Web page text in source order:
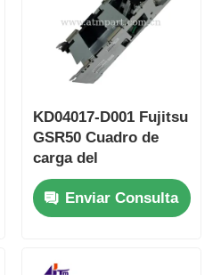
KD04017-D001 Fujitsu
GSR50 Cuadro de
carga del
dispensador Partes
del quiosco del cajero
automático
Enviar Consulta